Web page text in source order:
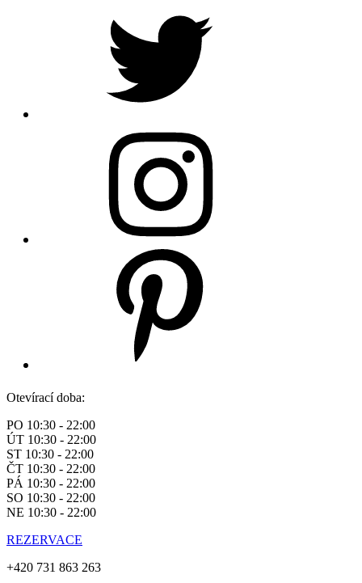
Otevírací doba:
PO 10:30 - 22:00
ÚT 10:30 - 22:00
ST 10:30 - 22:00
ČT 10:30 - 22:00
PÁ 10:30 - 22:00
SO 10:30 - 22:00
NE 10:30 - 22:00
REZERVACE
+420 731 863 263